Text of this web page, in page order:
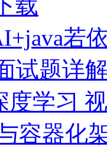
载
若
试题详
度学习
容器化